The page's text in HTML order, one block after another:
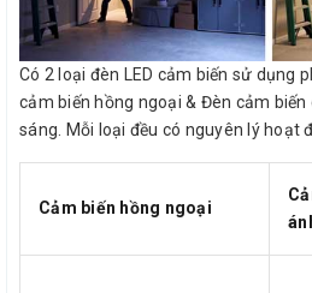
Có 2 loại đèn LED cảm biến sử dụng
cảm biến hồng ngoại & Đèn cảm
sáng. Mỗi loại đều có nguyên lý hoạt
Cảm biến hồng ngoại